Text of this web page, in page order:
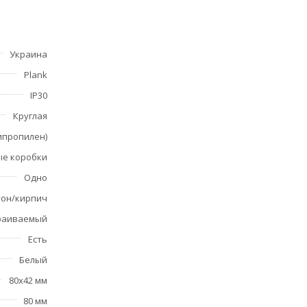
Украина
Plank
IP30
Круглая
коробки
Одно
кирпич
Есть
Белый
80x42 мм
80 мм